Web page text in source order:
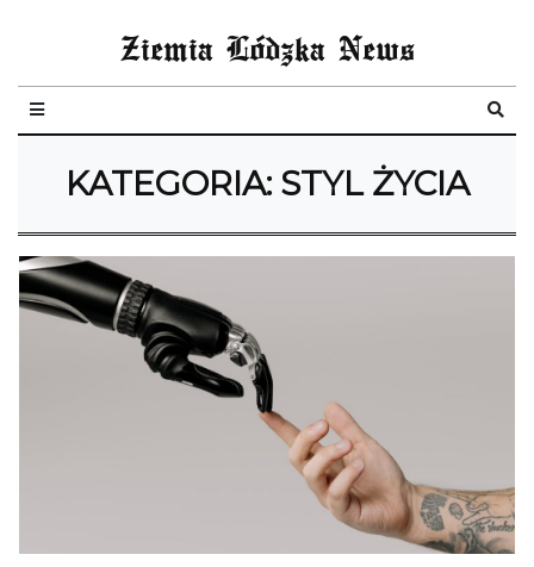
Ziemia Lódzka News
KATEGORIA: STYL ŻYCIA